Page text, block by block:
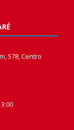
578, Centro